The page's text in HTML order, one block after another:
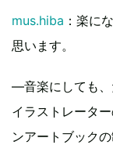
mus.hiba ：楽に
思います。
―音楽にしても、
イラストレータ
ンアートブック